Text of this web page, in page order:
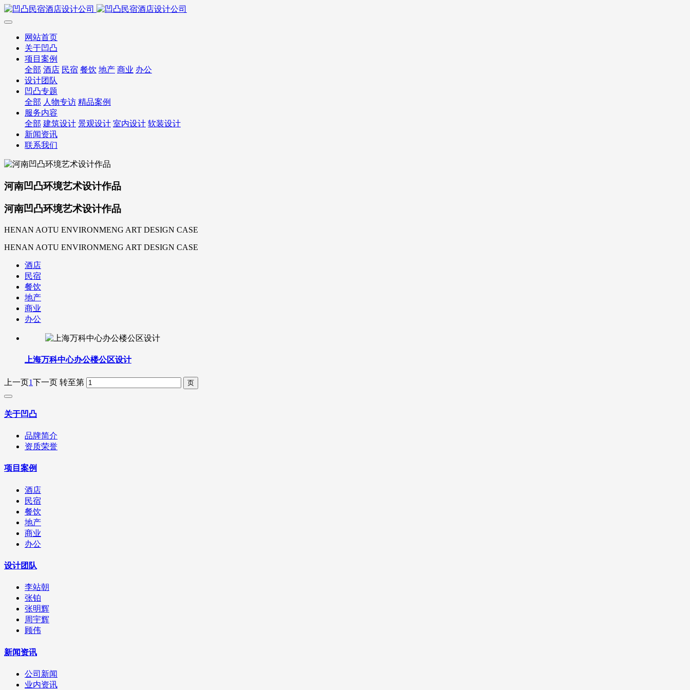
网站首页
关于凹凸
项目案例
全部 酒店 民宿 餐饮 地产 商业 办公
设计团队
凹凸专题
全部 人物专访 精品案例
服务内容
全部 建筑设计 景观设计 室内设计 软装设计
新闻资讯
联系我们
河南凹凸环境艺术设计作品
河南凹凸环境艺术设计作品
HENAN AOTU ENVIRONMENG ART DESIGN CASE
HENAN AOTU ENVIRONMENG ART DESIGN CASE
酒店
民宿
餐饮
地产
商业
办公
上海万科中心办公楼公区设计
上一页1下一页 转至第
关于凹凸
品牌简介
资质荣誉
项目案例
酒店
民宿
餐饮
地产
商业
办公
设计团队
李站朝
张铂
张明辉
周宇辉
顾伟
新闻资讯
公司新闻
业内资讯